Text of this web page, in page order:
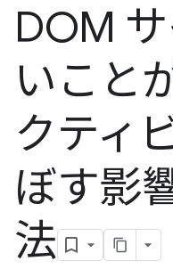
DOM
いこと
クティ
ぼす影
法